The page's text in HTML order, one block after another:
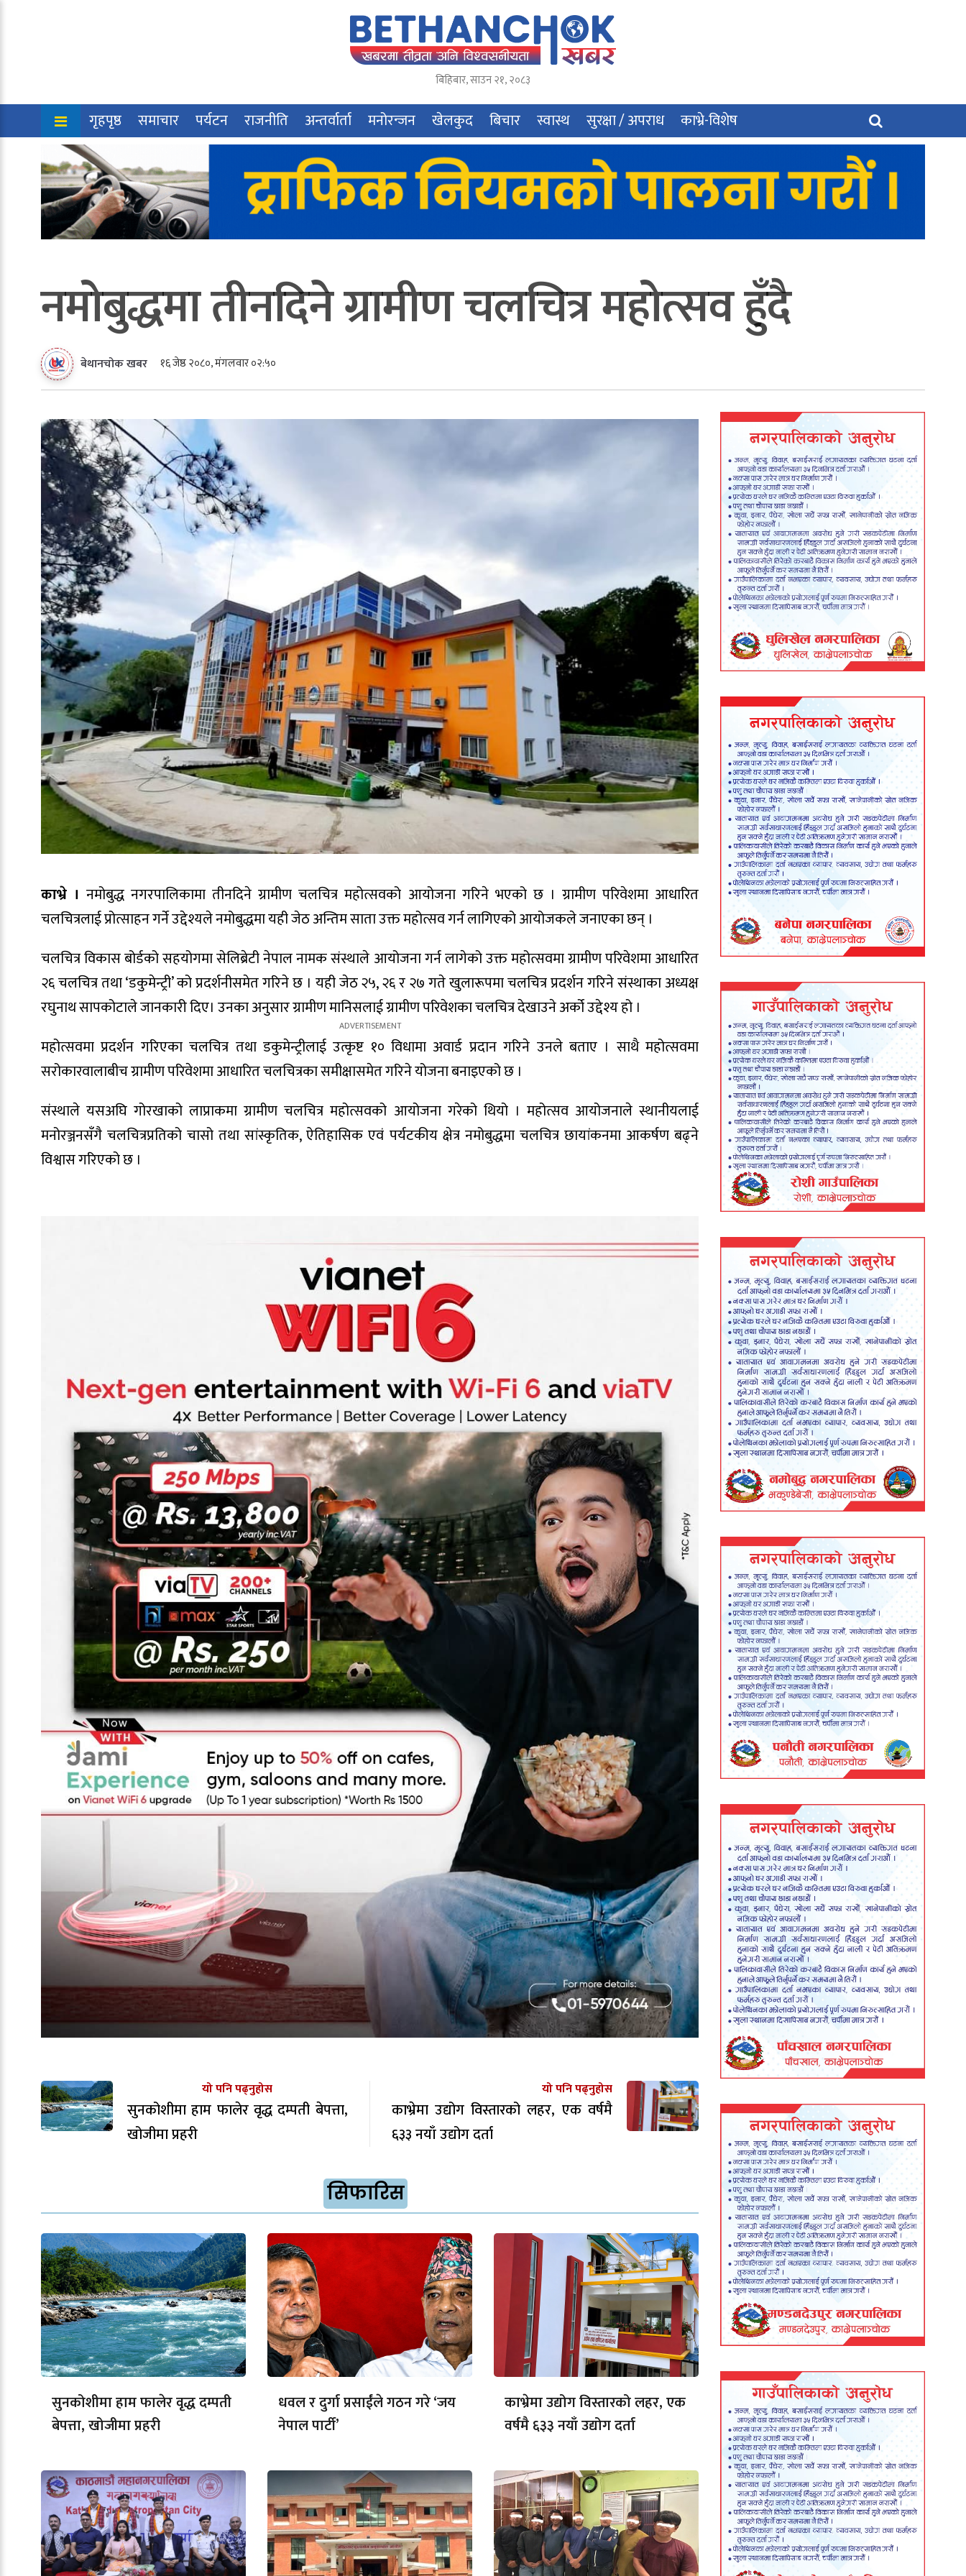
बिहिबार,साउन२१,२०८३
गृहपृष्ठ समाचार पर्यटन राजनीति अन्तर्वार्ता मनोरन्जन खेलकुद बिचार स्वास्थ सुरक्षा / अपराध काभ्रे-विशेष
नमोबुद्धमा तीनदिने ग्रामीण चलचित्र महोत्सव हुँदै
बेथानचोक खबर १६ जेष्ठ २०८०, मंगलवार ०२:५०
काभ्रे । नमोबुद्ध नगरपालिकामा तीनदिने ग्रामीण चलचित्र महोत्सवको आयोजना गरिने भएको छ । ग्रामीण परिवेशमा आधारित
चलचित्रलाई प्रोत्साहन गर्ने उद्देश्यले नमोबुद्धमा यही जेठ अन्तिम साता उक्त महोत्सव गर्न लागिएको आयोजकले जनाएका छन् ।
चलचित्र विकास बोर्डको सहयोगमा सेलिब्रेटी नेपाल नामक संस्थाले आयोजना गर्न लागेको उक्त महोत्सवमा ग्रामीण परिवेशमा आधारित
२६ चलचित्र तथा ‘डकुमेन्ट्री’ को प्रदर्शनीसमेत गरिने छ । यही जेठ २५, २६ र २७ गते खुलारूपमा चलचित्र प्रदर्शन गरिने संस्थाका अध्यक्ष
रघुनाथ सापकोटाले जानकारी दिए। उनका अनुसार ग्रामीण मानिसलाई ग्रामीण परिवेशका चलचित्र देखाउने अर्को उद्देश्य हो ।
महोत्सवमा प्रदर्शन गरिएका चलचित्र तथा डकुमेन्ट्रीलाई उत्कृष्ट १० विधामा अवार्ड प्रदान गरिने उनले बताए । साथै महोत्सवमा
सरोकारवालाबीच ग्रामीण परिवेशमा आधारित चलचित्रका समीक्षासमेत गरिने योजना बनाइएको छ ।
संस्थाले यसअघि गोरखाको लाप्राकमा ग्रामीण चलचित्र महोत्सवको आयोजना गरेको थियो । महोत्सव आयोजनाले स्थानीयलाई
मनोरञ्जनसँगै चलचित्रप्रतिको चासो तथा सांस्कृतिक, ऐतिहासिक एवं पर्यटकीय क्षेत्र नमोबुद्धमा चलचित्र छायांकनमा आकर्षण बढ्ने
विश्वास गरिएको छ ।
यो पनि पढ्नुहोस
सुनकोशीमा हाम फालेर वृद्ध दम्पती बेपत्ता,
खोजीमा प्रहरी
यो पनि पढ्नुहोस
काभ्रेमा उद्योग विस्तारको लहर, एक वर्षमै
६३३ नयाँ उद्योग दर्ता
सिफारिस
सुनकोशीमा हाम फालेर वृद्ध दम्पती
बेपत्ता, खोजीमा प्रहरी
धवल र दुर्गा प्रसाईंले गठन गरे ‘जय
नेपाल पार्टी’
काभ्रेमा उद्योग विस्तारको लहर, एक
वर्षमै ६३३ नयाँ उद्योग दर्ता